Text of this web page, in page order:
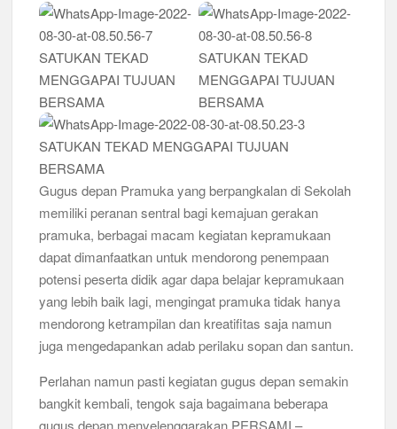
Kwarran Porong Gembleng Penegak Pramuka Lewat Pelatihan
Tumbuhkan Ceria dan Karakter Sejak Dini, 704 Pramuka
Siaga Ramaikan Pesta Siaga Kwarran Prambon 2026
Ceria Bersama Pramuka Siaga: Membangun Generasi Tangguh
Karena Karakter Tidak Dibentuk di Ruang Nyaman, LT-1
SDN Pagerwojo Hadir Menempa Ketangguhan
Gelar Musppanitera 2026, Kwarran Taman Cetak Pemimpin
Baru dan Perkuat Kolaborasi Lintas Pangkalan
Diwarnai Penampilan Tari Kreasi Berselendang
Pramuka yang Lebih Inovatif dan Progresif
Gugus depan Pramuka yang berpangkalan di Sekolah
memiliki peranan sentral bagi kemajuan gerakan
pramuka, berbagai macam kegiatan kepramukaan
dapat dimanfaatkan untuk mendorong penempaan
potensi peserta didik agar dapa belajar kepramukaan
yang lebih baik lagi, mengingat pramuka tidak hanya
mendorong ketrampilan dan kreatifitas saja namun
juga mengedapankan adab perilaku sopan dan santun.
Perlahan namun pasti kegiatan gugus depan semakin
bangkit kembali, tengok saja bagaimana beberapa
gugus depan menyelenggarakan PERSAMI –